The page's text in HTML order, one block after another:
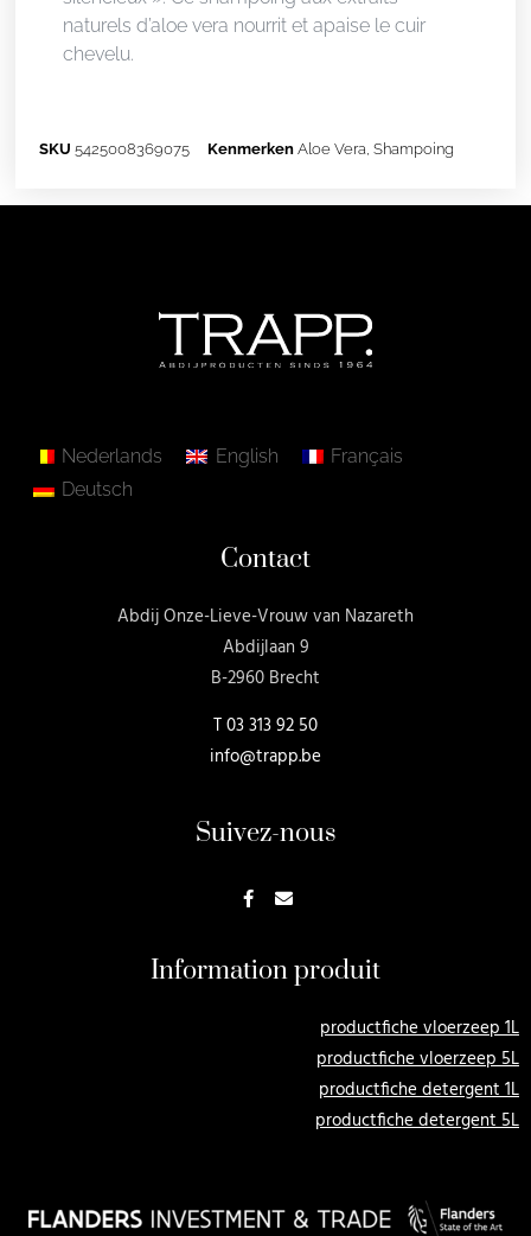
naturels d’aloe vera nourrit et apaise le cuir
chevelu.
SKU5425008369075 Kenmerken Aloe Vera,Shampoing
Nederlands English
Français
Deutsch
Contact
Abdij Onze-Lieve-Vrouw van Nazareth
Abdijlaan 9
B-2960 Brecht
T03 313 92 50
info@trapp.be
Suivez-nous
Information produit
productfiche vloerzeep 1L
productfiche vloerzeep 5L
productfiche detergent 1L
productfiche detergent 5L